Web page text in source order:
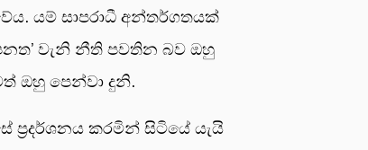
යම් සාපරාධී අන්තර්ගතයක්
වැනි නීති පවතින බව ඔහු
ඔහු පෙන්වා දුනි.
කරමින් සිටියේ යැයි